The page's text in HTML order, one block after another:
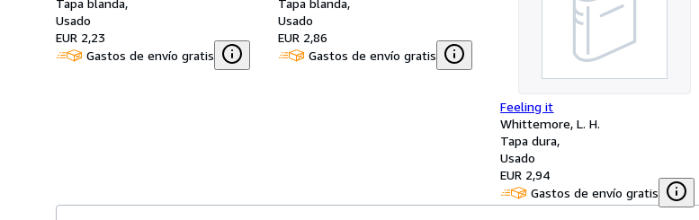
Tapa blanda
Usado
EUR 2,23
Gastos de envío gratis
Adventure
Tapa blanda
Usado
EUR 2,86
Gastos de envío gratis
Feeling it
Whittemore, L. H.
Tapa dura
Usado
EUR 2,94
Gastos de envío gratis